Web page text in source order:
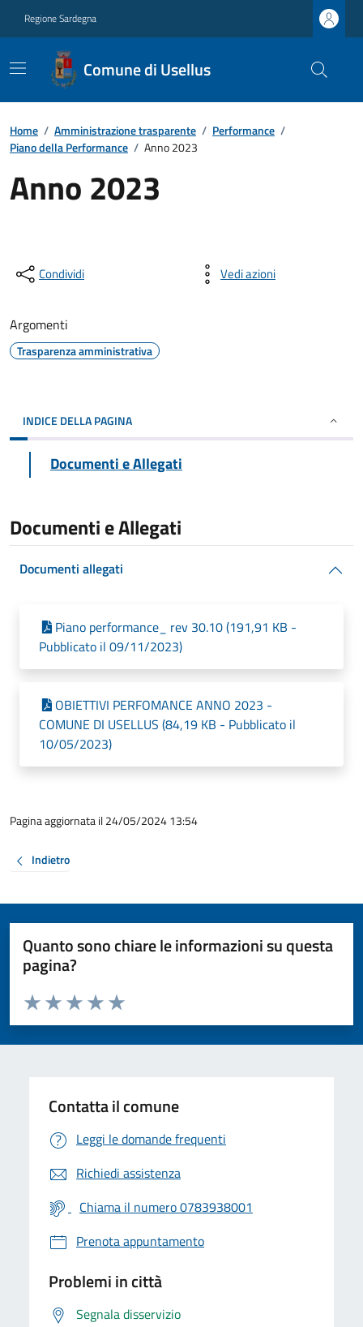
Regione Sardegna
Comune di Usellus
Home / Amministrazione trasparente / Performance /
Piano della Performance / Anno 2023
Anno 2023
Condividi Vedi azioni
Argomenti
Trasparenza amministrativa
INDICE DELLA PAGINA
Documenti e Allegati
Documenti e Allegati
Documenti allegati
Piano performance_ rev 30.10 (191,91 KB -
Pubblicato il 09/11/2023)
OBIETTIVI PERFOMANCE ANNO 2023 -
COMUNE DI USELLUS (84,19 KB - Pubblicato il
10/05/2023)
Pagina aggiornata il 24/05/2024 13:54
Indietro
Quanto sono chiare le informazioni su questa
pagina?
Valuta da 1 a 5 stelle la pagina
Valuta 5 stelle su 5
Valuta 4 stelle su 5
Valuta 3 stelle su 5
Valuta 2 stelle su 5
Valuta 1 stelle su 5
Contatta il comune
Leggi le domande frequenti
Richiedi assistenza
Chiama il numero 0783938001
Prenota appuntamento
Problemi in città
Segnala disservizio